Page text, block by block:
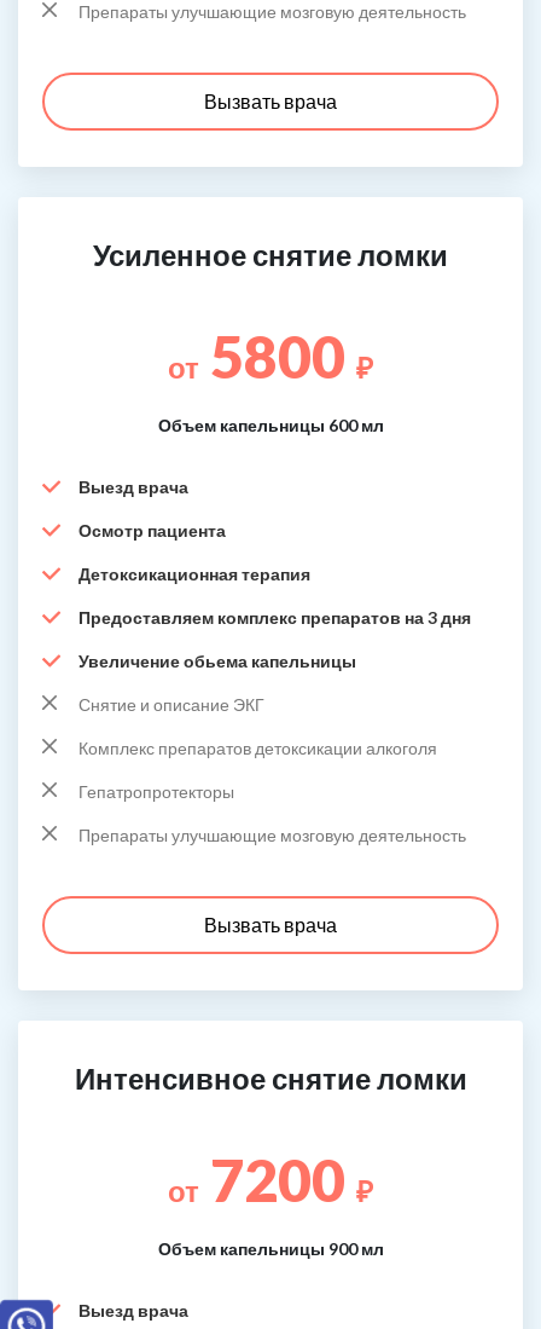
Препараты улучшающие мозговую деятельность
Вызвать врача
Усиленное снятие ломки
от 5800 ₽
Объем капельницы 600 мл
Выезд врача
Осмотр пациента
Детоксикационная терапия
Предоставляем комплекс препаратов на 3 дня
Увеличение обьема капельницы
Снятие и описание ЭКГ
Комплекс препаратов детоксикации алкоголя
Гепатропротекторы
Препараты улучшающие мозговую деятельность
Вызвать врача
Интенсивное снятие ломки
от 7200 ₽
Объем капельницы 900 мл
Выезд врача